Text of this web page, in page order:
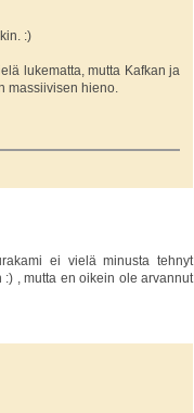
:)
lukematta, mutta Kafkan ja
massiivisen hieno.
ei vielä minusta tehnyt
, mutta en oikein ole arvannut